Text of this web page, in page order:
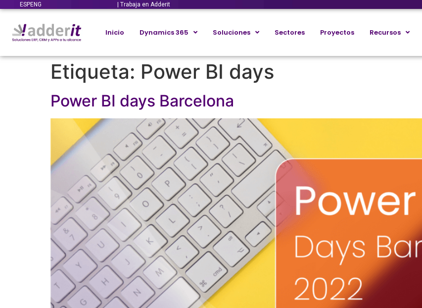
ESPENG | Trabaja en Adderit
Inicio Dynamics 365 Soluciones Sectores Proyectos Recursos
Etiqueta: Power BI days
Power BI days Barcelona